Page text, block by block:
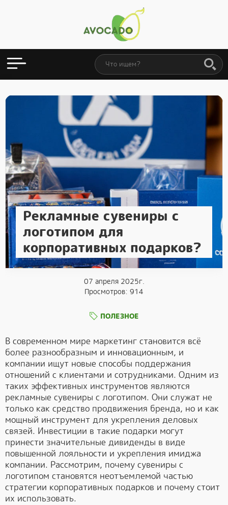
Рекламные сувениры с
логотипом для
корпоративных подарков?
07 апреля 2025г.
Просмотров: 914
ПОЛЕЗНОЕ
В современном мире маркетинг становится всё
более разнообразным и инновационным, и
компании ищут новые способы поддержания
отношений с клиентами и сотрудниками. Одним из
таких эффективных инструментов являются
рекламные сувениры с логотипом. Они служат не
только как средство продвижения бренда, но и как
мощный инструмент для укрепления деловых
связей. Инвестиции в такие подарки могут
принести значительные дивиденды в виде
повышенной лояльности и укрепления имиджа
компании. Рассмотрим, почему сувениры с
логотипом становятся неотъемлемой частью
стратегии корпоративных подарков и почему стоит
их использовать.